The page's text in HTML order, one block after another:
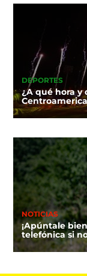
DEPORTES
¿A qué hora y
NOTICIAS
¡Apúntale
telefónica si